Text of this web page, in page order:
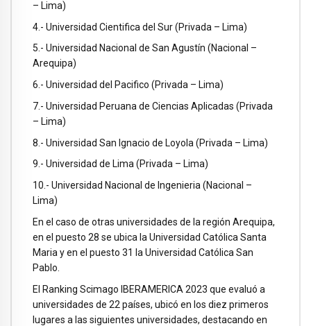
– Lima)
4.- Universidad Cientifica del Sur (Privada – Lima)
5.- Universidad Nacional de San Agustín (Nacional –
Arequipa)
6.- Universidad del Pacifico (Privada – Lima)
7.- Universidad Peruana de Ciencias Aplicadas (Privada
– Lima)
8.- Universidad San Ignacio de Loyola (Privada – Lima)
9.- Universidad de Lima (Privada – Lima)
10.- Universidad Nacional de Ingenieria (Nacional –
Lima)
En el caso de otras universidades de la región Arequipa,
en el puesto 28 se ubica la Universidad Católica Santa
Maria y en el puesto 31 la Universidad Católica San
Pablo.
El Ranking Scimago IBERAMERICA 2023 que evaluó a
universidades de 22 países, ubicó en los diez primeros
lugares a las siguientes universidades, destacando en